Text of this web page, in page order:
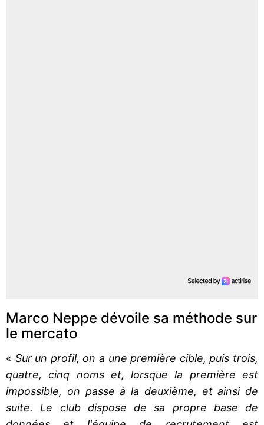
Marco Neppe dévoile sa méthode sur
le mercato
« Sur un profil, on a une première cible, puis trois,
quatre, cinq noms et, lorsque la première est
impossible, on passe à la deuxième, et ainsi de
suite. Le club dispose de sa propre base de